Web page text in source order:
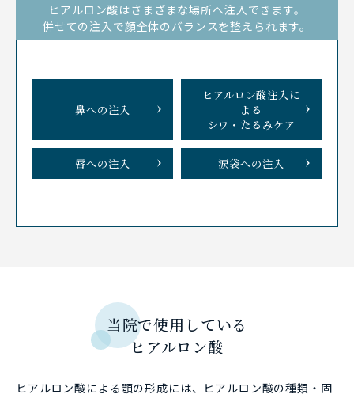
ヒアルロン酸はさまざまな場所へ注入できます。
併せての注入で顔全体のバランスを整えられます。
鼻への注入
ヒアルロン酸注入に
よる
シワ・たるみケア
唇への注入 涙袋への注入
当院で使用している
ヒアルロン酸
ヒアルロン酸による顎の形成には、ヒアルロン酸の種類・固